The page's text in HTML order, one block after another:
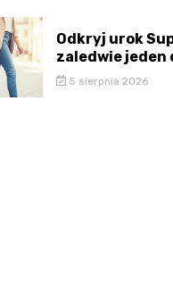
Odkryj urok
zaledwie jeden
5 sierpnia 2026